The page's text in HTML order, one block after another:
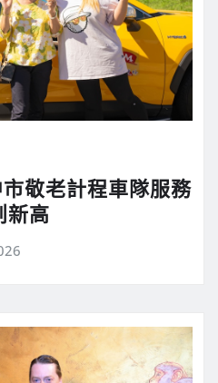
敬老計程車隊服務
新高